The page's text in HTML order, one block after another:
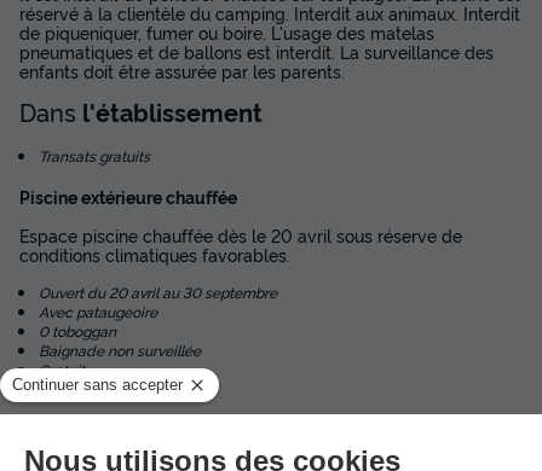
réservé à la clientèle du camping. Interdit aux animaux. Interdit
de piqueniquer, fumer ou boire. L'usage des matelas
pneumatiques et de ballons est interdit. La surveillance des
enfants doit être assurée par les parents.
Dans l'établissement
Transats gratuits
Piscine extérieure chauffée
Espace piscine chauffée dès le 20 avril sous réserve de
conditions climatiques favorables.
Ouvert du 20 avril au 30 septembre
Avec pataugeoire
0 toboggan
Baignade non surveillée
Gratuit